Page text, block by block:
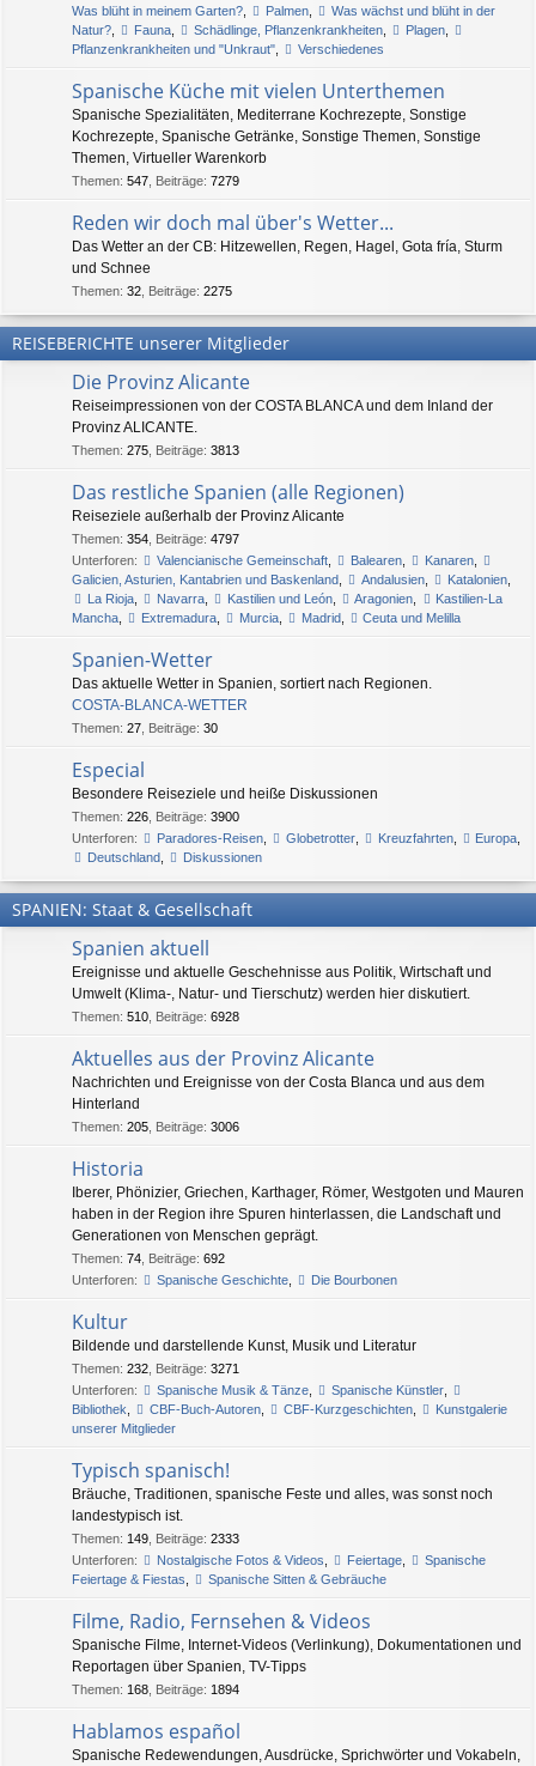
Was blüht in meinem Garten? Palmen,
Was wächst und blüht in der
Natur?
Fauna, Schädlinge, Pflanzenkrankheiten, Plagen,
Pflanzenkrankheiten und "Unkraut"
Verschiedenes
Spanische Küche mit vielen Unterthemen
Spanische Spezialitäten, Mediterrane Kochrezepte, Sonstige
Kochrezepte, Spanische Getränke, Sonstige Themen, Sonstige
Themen, Virtueller Warenkorb
Themen: 547 Beiträge: 7279
Reden wir doch mal über's Wetter...
Das Wetter an der CB: Hitzewellen, Regen, Hagel, Gota fría, Sturm
und Schnee
Themen: 32 Beiträge: 2275
REISEBERICHTE unserer Mitglieder
Die Provinz Alicante
Reiseimpressionen von der COSTA BLANCA und dem Inland der
Provinz ALICANTE.
Themen: 275 Beiträge: 3813
Das restliche Spanien (alle Regionen)
Reiseziele außerhalb der Provinz Alicante
Themen: 354 Beiträge: 4797
Unterforen:
Valencianische Gemeinschaft, Balearen, Kanaren,
Galicien, Asturien, Kantabrien und Baskenland
Andalusien, Katalonien,
La Rioja, Navarra, Kastilien und León, Aragonien
Kastilien-La
Mancha
Extremadura, Murcia, Madrid, Ceuta und Melilla
Spanien-Wetter
Das aktuelle Wetter in Spanien, sortiert nach Regionen.
COSTA-BLANCA-WETTER
Themen: 27 Beiträge: 30
Especial
Besondere Reiseziele und heiße Diskussionen
Themen: 226 Beiträge: 3900
Unterforen:
Paradores-Reisen, Globetrotter, Kreuzfahrten, Europa
Deutschland, Diskussionen
SPANIEN: Staat & Gesellschaft
Spanien aktuell
Ereignisse und aktuelle Geschehnisse aus Politik, Wirtschaft und
Umwelt (Klima-, Natur- und Tierschutz) werden hier diskutiert.
Themen: 510 Beiträge: 6928
Aktuelles aus der Provinz Alicante
Nachrichten und Ereignisse von der Costa Blanca und aus dem
Hinterland
Themen: 205 Beiträge: 3006
Historia
Iberer, Phönizier, Griechen, Karthager, Römer, Westgoten und Mauren
haben in der Region ihre Spuren hinterlassen, die Landschaft und
Generationen von Menschen geprägt.
Themen: 74 Beiträge: 692
Unterforen:
Spanische Geschichte, Die Bourbonen
Kultur
Bildende und darstellende Kunst, Musik und Literatur
Themen: 232 Beiträge: 3271
Unterforen:
Spanische Musik & Tänze, Spanische Künstler,
Bibliothek
CBF-Buch-Autoren, CBF-Kurzgeschichten,
Kunstgalerie
unserer Mitglieder
Typisch spanisch!
Bräuche, Traditionen, spanische Feste und alles, was sonst noch
landestypisch ist.
Themen: 149 Beiträge: 2333
Unterforen:
Nostalgische Fotos & Videos Feiertage,
Spanische
Feiertage & Fiestas
Spanische Sitten & Gebräuche
Filme, Radio, Fernsehen & Videos
Spanische Filme, Internet-Videos (Verlinkung), Dokumentationen und
Reportagen über Spanien, TV-Tipps
Themen: 168 Beiträge: 1894
Hablamos español
Spanische Redewendungen, Ausdrücke, Sprichwörter und Vokabeln,